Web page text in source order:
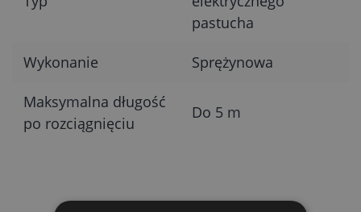
pastucha
Wykonanie Sprężynowa
Maksymalna długość
po rozciągnięciu
Do 5 m